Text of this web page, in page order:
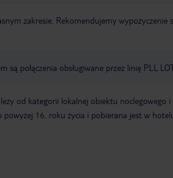
zakresie. Rekomendujemy wypożyczenie
połączenia obsługiwane przez linię PLL
od kategorii lokalnej obiektu noclegowego
16. roku życia i pobierana jest w